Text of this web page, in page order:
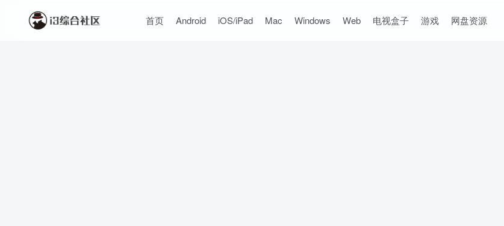
首页 Android iOS/iPad Mac Windows Web 电视盒子 游戏 网盘资源